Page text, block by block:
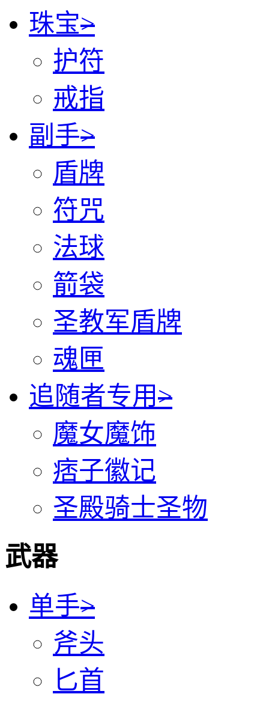
珠宝>
护符
戒指
副手>
盾牌
符咒
法球
箭袋
圣教军盾牌
魂匣
追随者专用>
魔女魔饰
痞子徽记
圣殿骑士圣物
武器
单手>
斧头
匕首